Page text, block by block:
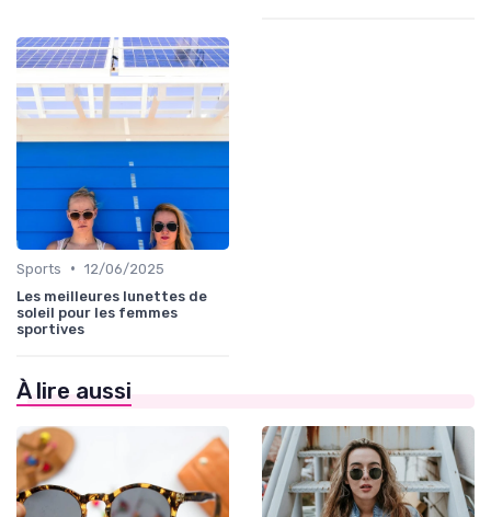
Sports • 12/06/2025
Les meilleures lunettes de
soleil pour les femmes
sportives
À lire aussi